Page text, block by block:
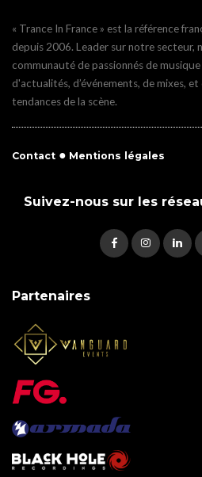
« Trance In France » est la référence
depuis 2006. Leader sur notre secteur,
communauté de passionnés de
d'actualités, d’événements, de mixes,
tendances de la scène.
Contact ● Mentions légales
Suivez-nous sur les
Partenaires